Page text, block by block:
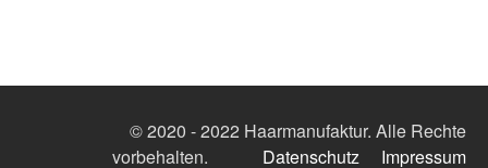
© 2020 - 2022 Haarmanufaktur. Alle Rechte
vorbehalten.
Datenschutz Impressum